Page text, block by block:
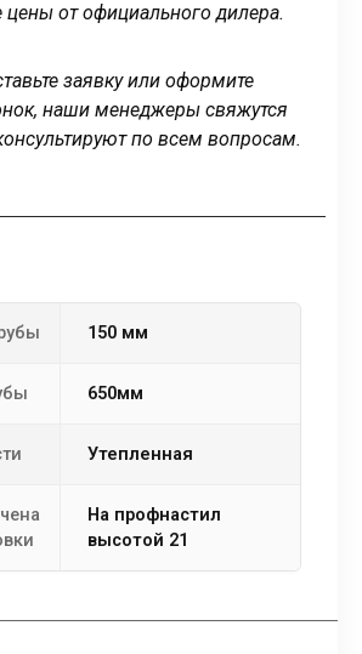
от официального дилера.
заявку или оформите
наши менеджеры свяжутся
по всем вопросам.
150 мм
650мм
Утепленная
На профнастил
высотой 21